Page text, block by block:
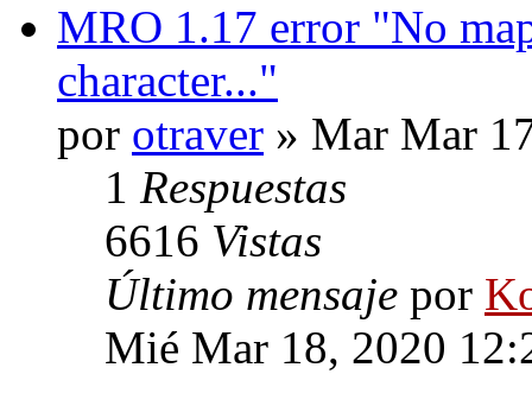
MRO 1.17 error "No
character..."
por otraver » Mar Mar
1 Respuestas
6616 Vistas
Último mensaje por
Mié Mar 18, 2020